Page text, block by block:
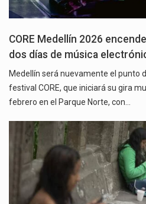
CORE Medellín 2026
dos días de música
Medellín será nuevamente el punto
festival CORE, que iniciará su gira
febrero en el Parque Norte, con…